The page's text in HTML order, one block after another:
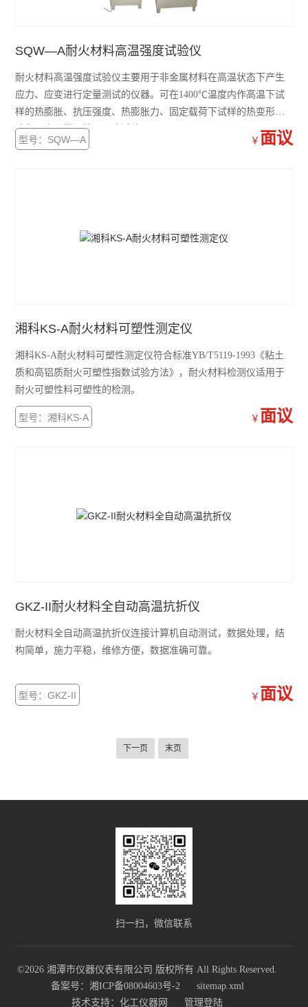
SQW—A耐火材料高温强度试验仪
耐火材料高温强度试验仪主要用于非金属材料在高温状态下产生
应力、应变进行定量测试的仪器。可在1400℃温度内作高温下试
样的热膨胀、抗压强度、热膨胀力、固定载荷下试样的热变形、
残留强度及常温抗压强度试验。
型号：SQW—A ￥ 面议
湘科KS-A耐火材料可塑性测定仪
湘科KS-A耐火材料可塑性测定仪符合标准YB/T5119-1993《粘土
质和高铝质耐火可塑性指数试验方法》，耐火材料检测仪适用于
耐火可塑性料可塑性的检测。
型号：湘科KS-A ￥ 面议
GKZ-II耐火材料全自动高温抗折仪
耐火材料全自动高温抗折仪连接计算机自动测试，数据处理，结
构简单，施力平稳，维修方便，数据准确可靠。
型号：GKZ-II ￥ 面议
下一页 末页
扫一扫，微信联系
©2026 湘潭市仪器仪表有限公司 版权所有 All Rights Reserved.
备案号：湘ICP备08004603号-2
sitemap.xml
技术支持： 化工仪器网 管理登陆